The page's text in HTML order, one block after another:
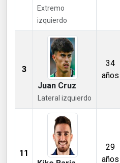
Extremo
izquierdo
3
Juan Cruz
Lateral izquierdo
34
años
11
29
años